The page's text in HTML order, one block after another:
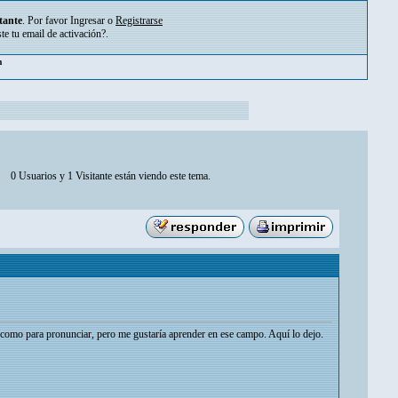
. Por favor Ingresar o Registrarse
tu email de activación?.
0 Usuarios y 1 Visitante están viendo este tema.
para pronunciar, pero me gustaría aprender en ese campo. Aquí lo dejo.